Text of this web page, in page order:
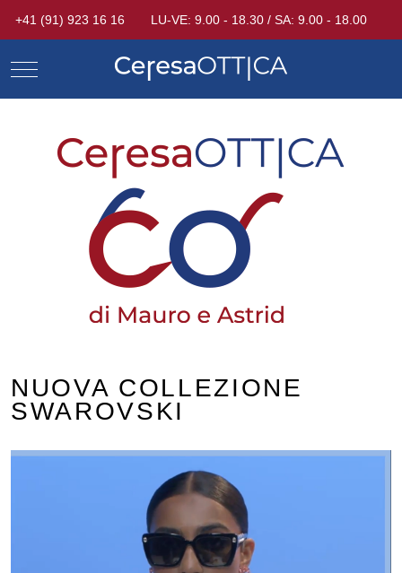
+41 (91) 923 16 16 LU-VE: 9.00 - 18.30 / SA: 9.00 - 18.00
Mobile Menu Toggle
NUOVA COLLEZIONE
SWAROVSKI